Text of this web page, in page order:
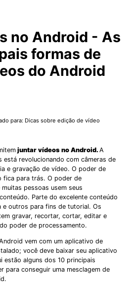
no Android - As
formas de
do Android
para: Dicas sobre edição de vídeo
juntar vídeos no Android.A
revolucionando com câmeras de
e gravação de vídeo. O poder de
fica para trás. O poder de
pessoas usem seus
Parte do excelente conteúdo
e outros para fins de tutorial. Os
gravar, recortar, cortar, editar e
poder de processamento.
vem com um aplicativo de
você deve baixar seu aplicativo
estão alguns dos 10 principais
para conseguir uma mesclagem de